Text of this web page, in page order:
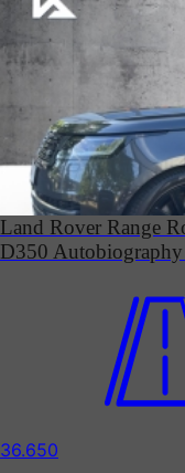
Land Rover Range
D350
36.650